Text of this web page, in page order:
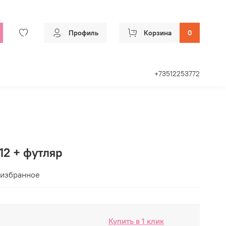
Профиль Корзина 0
+73512253772
+ футляр
Купить в 1 клик